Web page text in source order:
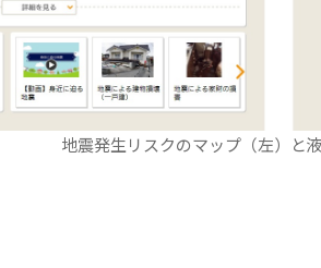
地震発生リスクのマップ（左）と